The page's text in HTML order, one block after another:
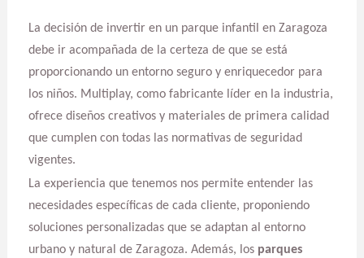
La decisión de invertir en un parque infantil en Zaragoza
debe ir acompañada de la certeza de que se está
proporcionando un entorno seguro y enriquecedor para
los niños. Multiplay, como fabricante líder en la industria,
ofrece diseños creativos y materiales de primera calidad
que cumplen con todas las normativas de seguridad
vigentes.
La experiencia que tenemos nos permite entender las
necesidades específicas de cada cliente, proponiendo
soluciones personalizadas que se adaptan al entorno
urbano y natural de Zaragoza. Además, los parques